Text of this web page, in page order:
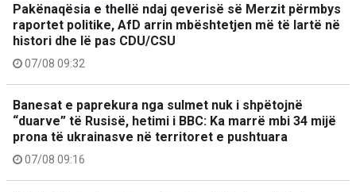
Pakënaqësia e thellë ndaj qeverisë së Merzit përmbys
raportet politike, AfD arrin mbështetjen më të lartë në
histori dhe lë pas CDU/CSU
07/08 09:32
Banesat e paprekura nga sulmet nuk i shpëtojnë
“duarve” të Rusisë, hetimi i BBC: Ka marrë mbi 34 mijë
prona të ukrainasve në territoret e pushtuara
07/08 09:16